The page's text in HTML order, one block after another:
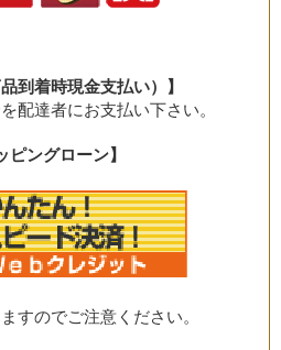
到着時現金支払い）】
配達者にお支払い下さい。
ピングローン】
すのでご注意ください。